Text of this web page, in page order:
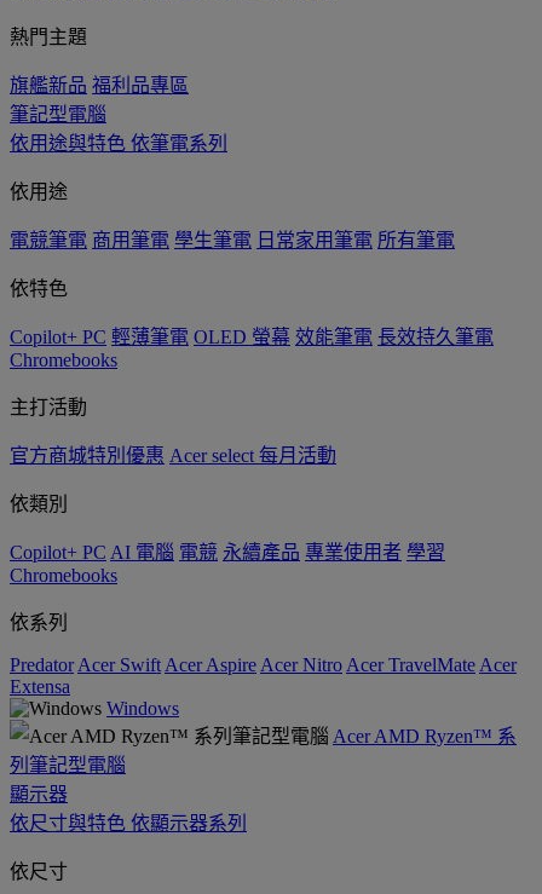
熱門主題
旗艦新品 福利品專區
筆記型電腦
依用途與特色 依筆電系列
依用途
電競筆電 商用筆電 學生筆電 日常家用筆電 所有筆電
依特色
Copilot+ PC 輕薄筆電 OLED 螢幕 效能筆電 長效持久筆電
Chromebooks
主打活動
官方商城特別優惠 Acer select 每月活動
依類別
Copilot+ PC AI 電腦 電競 永續產品 專業使用者 學習
Chromebooks
依系列
Predator Acer Swift Acer Aspire Acer Nitro Acer TravelMate Acer
Extensa
Windows
Acer AMD Ryzen™ 系
列筆記型電腦
顯示器
依尺寸與特色 依顯示器系列
依尺寸